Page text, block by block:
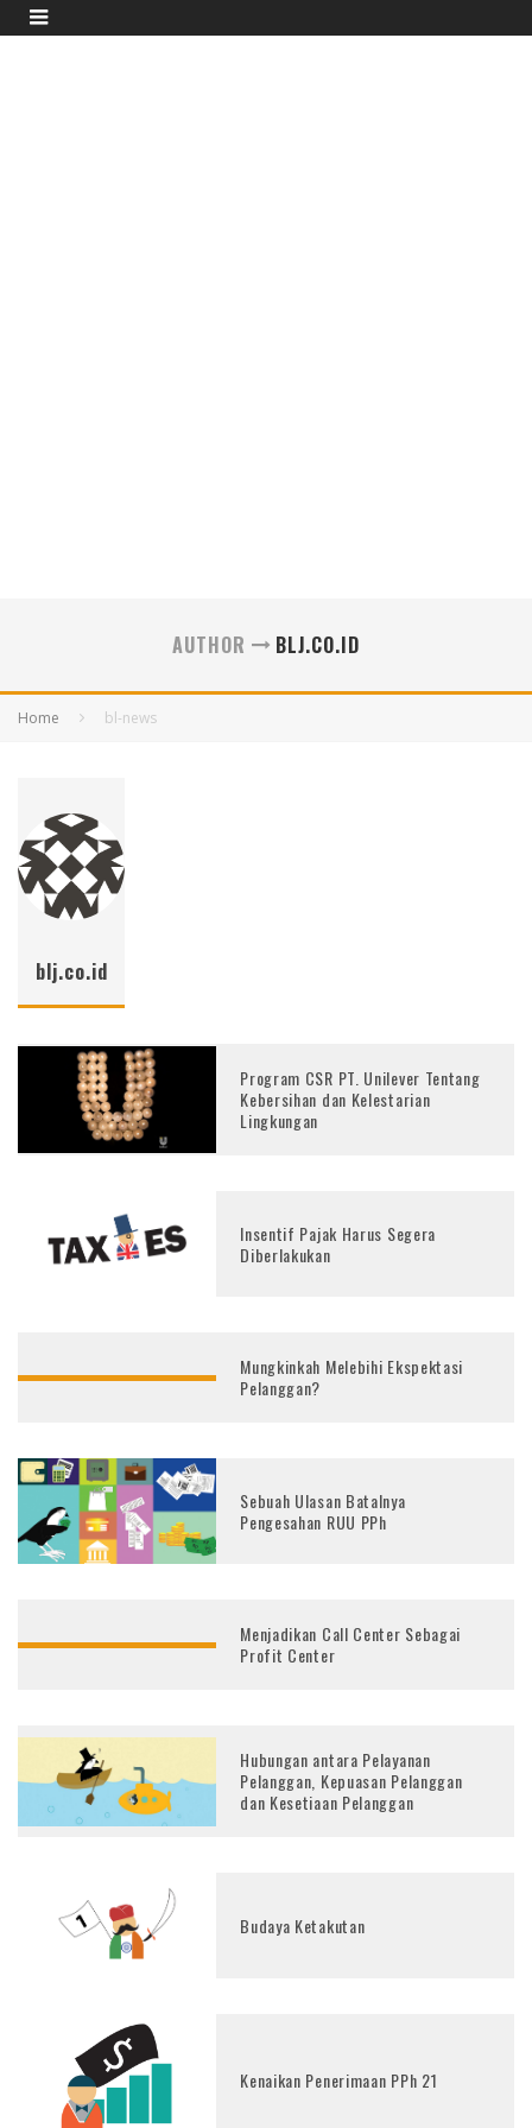
AUTHOR BLJ.CO.ID
Home bl-news
blj.co.id
Program CSR PT. Unilever Tentang
Kebersihan dan Kelestarian
Lingkungan
Insentif Pajak Harus Segera
Diberlakukan
Mungkinkah Melebihi Ekspektasi
Pelanggan?
Sebuah Ulasan Batalnya
Pengesahan RUU PPh
Menjadikan Call Center Sebagai
Profit Center
Hubungan antara Pelayanan
Pelanggan, Kepuasan Pelanggan
dan Kesetiaan Pelanggan
Budaya Ketakutan
Kenaikan Penerimaan PPh 21